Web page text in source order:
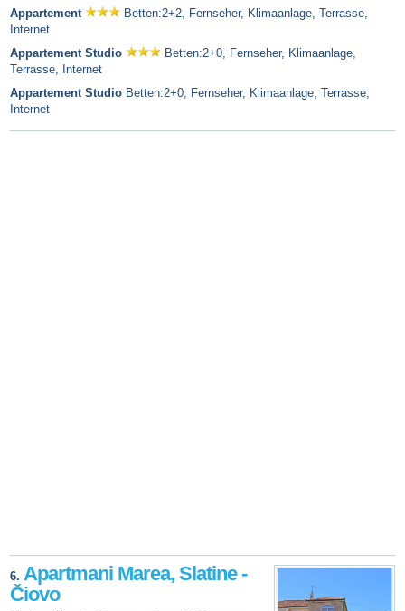
Appartement
Betten:2+2, Fernseher, Klimaanlage, Terrasse,
Internet
Appartement Studio
Betten:2+0, Fernseher, Klimaanlage,
Terrasse, Internet
Appartement Studio Betten:2+0, Fernseher, Klimaanlage, Terrasse,
Internet
6. Apartmani Marea, Slatine -
Čiovo